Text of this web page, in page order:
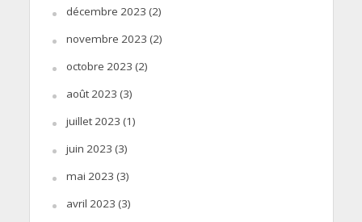
décembre 2023 (2)
novembre 2023 (2)
octobre 2023 (2)
août 2023 (3)
juillet 2023 (1)
juin 2023 (3)
mai 2023 (3)
avril 2023 (3)